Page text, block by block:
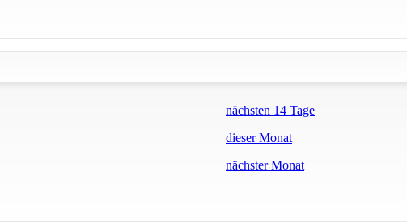
nächsten 14 Tage
dieser Monat
nächster Monat